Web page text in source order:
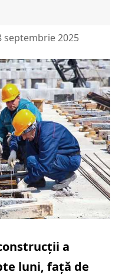
septembrie 2025
a
luni, faţă de